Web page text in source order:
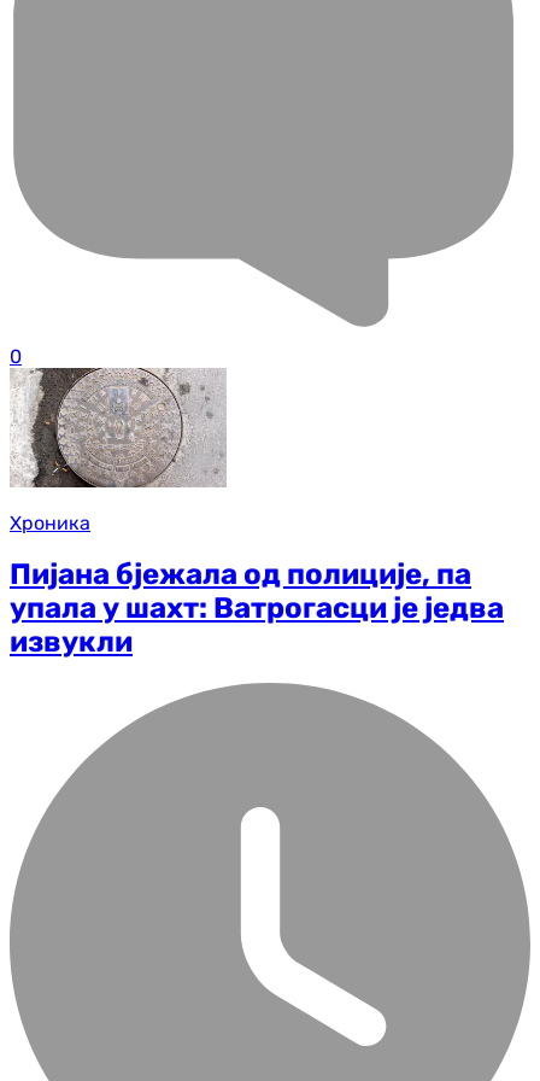
0
Хроника
Пијана бјежала од полиције, па
упала у шахт: Ватрогасци је једва
извукли